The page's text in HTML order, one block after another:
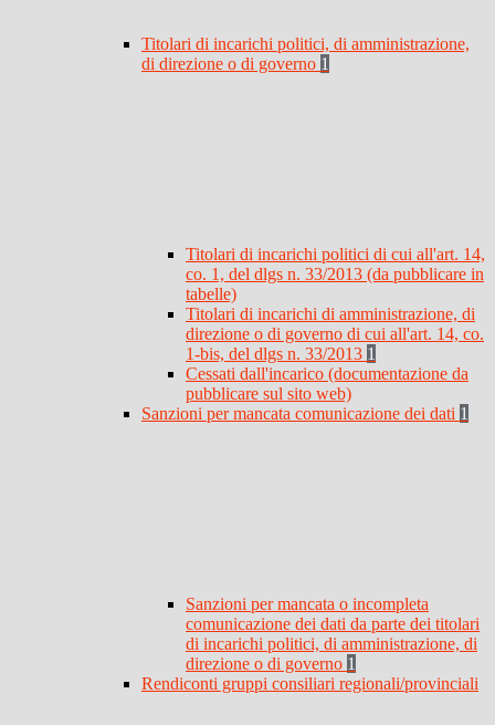
Titolari di incarichi politici, di amministrazione,
di direzione o di governo 1
Titolari di incarichi politici di cui all'art. 14,
co. 1, del dlgs n. 33/2013 (da pubblicare in
tabelle)
Titolari di incarichi di amministrazione, di
direzione o di governo di cui all'art. 14, co.
1-bis, del dlgs n. 33/2013 1
Cessati dall'incarico (documentazione da
pubblicare sul sito web)
Sanzioni per mancata comunicazione dei dati 1
Sanzioni per mancata o incompleta
comunicazione dei dati da parte dei titolari
di incarichi politici, di amministrazione, di
direzione o di governo 1
Rendiconti gruppi consiliari regionali/provinciali